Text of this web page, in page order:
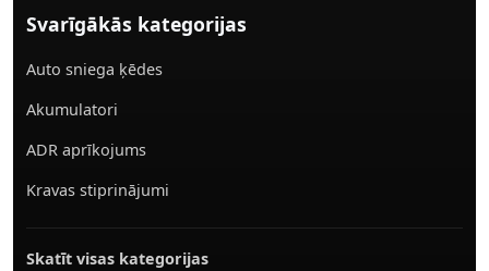
Svarīgākās kategorijas
Auto sniega ķēdes
Akumulatori
ADR aprīkojums
Kravas stiprinājumi
Skatīt visas kategorijas